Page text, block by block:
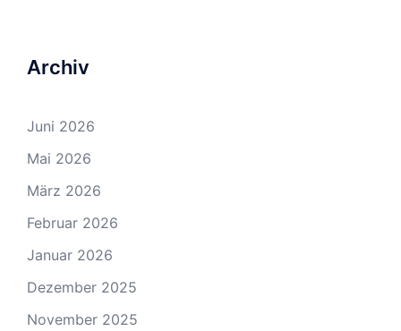
Archiv
Juni 2026
Mai 2026
März 2026
Februar 2026
Januar 2026
Dezember 2025
November 2025